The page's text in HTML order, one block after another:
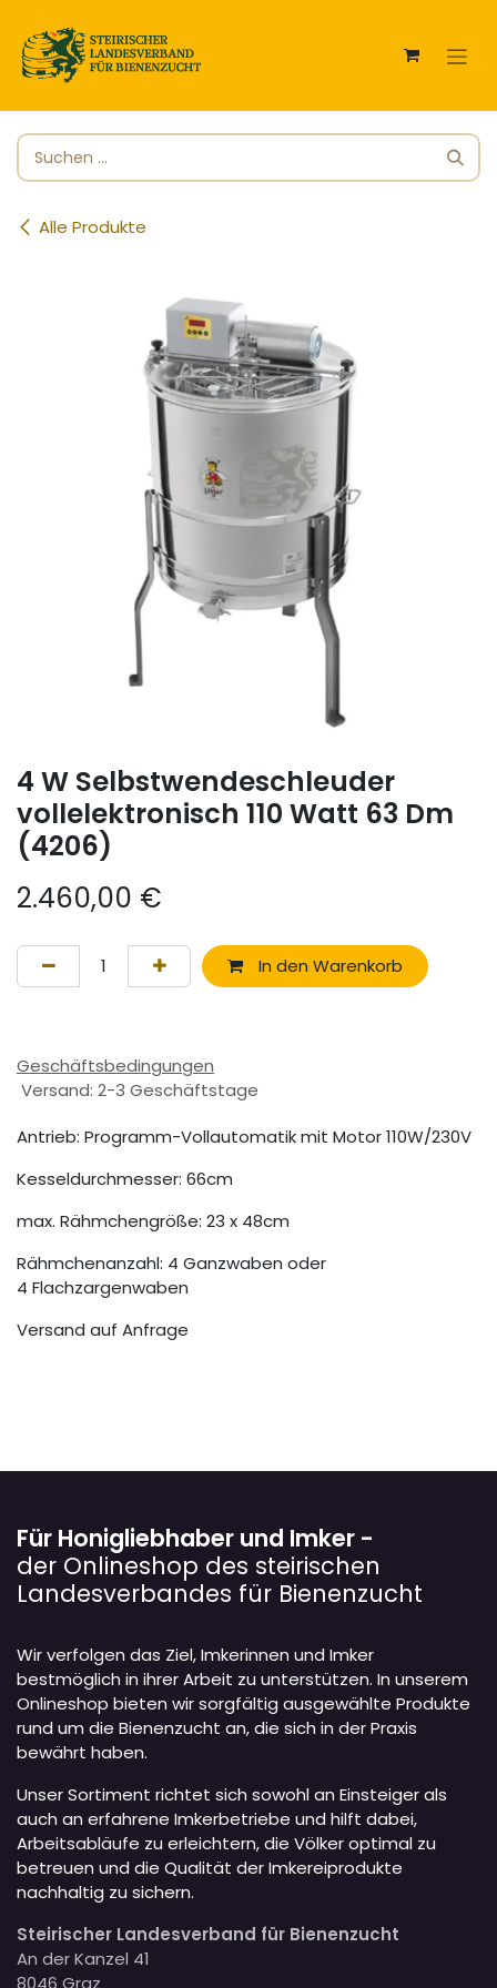
Alle Produkte
4 W Selbstwendeschleuder
vollelektronisch 110 Watt 63 Dm
(4206)
2.460,00 €
In den Warenkorb
Geschäftsbedingungen
Versand: 2-3 Geschäftstage
Antrieb: Programm-Vollautomatik mit Motor 110W/230V
Kesseldurchmesser: 66cm
max. Rähmchengröße: 23 x 48cm
Rähmchenanzahl: 4 Ganzwaben oder
4 Flachzargenwaben
Versand auf Anfrage
Für Honigliebhaber und Imker -
der Onlineshop des steirischen
Landesverbandes für Bienenzucht
Wir verfolgen das Ziel, Imkerinnen und Imker
bestmöglich in ihrer Arbeit zu unterstützen. In unserem
Onlineshop bieten wir sorgfältig ausgewählte Produkte
rund um die Bienenzucht an, die sich in der Praxis
bewährt haben.
Unser Sortiment richtet sich sowohl an Einsteiger als
auch an erfahrene Imkerbetriebe und hilft dabei,
Arbeitsabläufe zu erleichtern, die Völker optimal zu
betreuen und die Qualität der Imkereiprodukte
nachhaltig zu sichern.
Steirischer Landesverband für Bienenzucht
An der Kanzel 41